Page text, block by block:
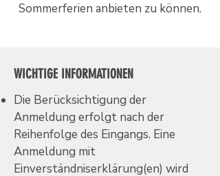
Sommerferien anbieten zu können.
WICHTIGE INFORMATIONEN
Die Berücksichtigung der
Anmeldung erfolgt nach der
Reihenfolge des Eingangs. Eine
Anmeldung mit
Einverständniserklärung(en) wird